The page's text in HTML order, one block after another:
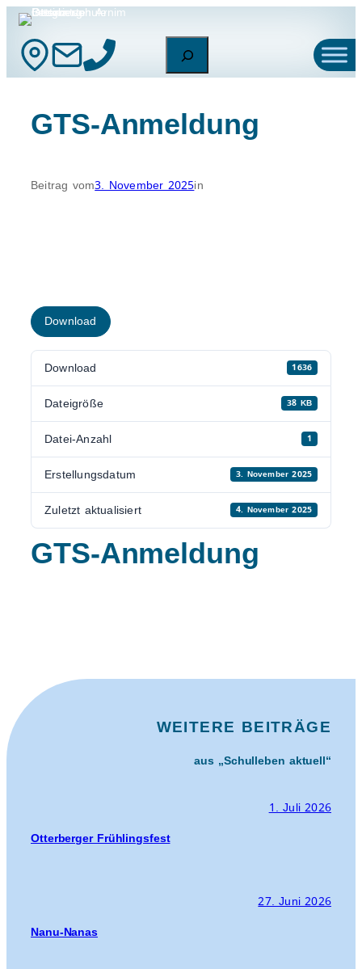
Zum
Inhalt
springen Suchen
GTS-Anmeldung
Beitrag vom3. November 2025in
Download
Download 1636
Dateigröße 38 KB
Datei-Anzahl 1
Erstellungsdatum 3. November 2025
Zuletzt aktualisiert 4. November 2025
GTS-Anmeldung
WEITERE BEITRÄGE
aus „Schulleben aktuell“
1. Juli 2026
Otterberger Frühlingsfest
27. Juni 2026
Nanu-Nanas